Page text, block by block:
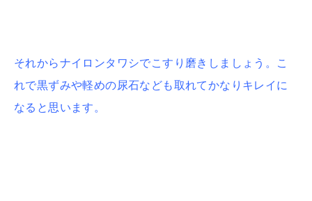
それからナイロンタワシでこすり磨きしましょう。こ
れで黒ずみや軽めの尿石なども取れてかなりキレイに
なると思います。